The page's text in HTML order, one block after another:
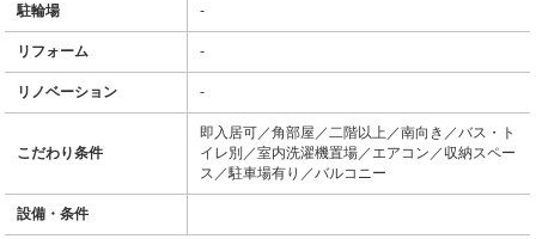
駐輪場 -
リフォーム -
リノベーション -
こだわり条件
即入居可／角部屋／二階以上／南向き／バス・ト
イレ別／室内洗濯機置場／エアコン／収納スペー
ス／駐車場有り／バルコニー
設備・条件